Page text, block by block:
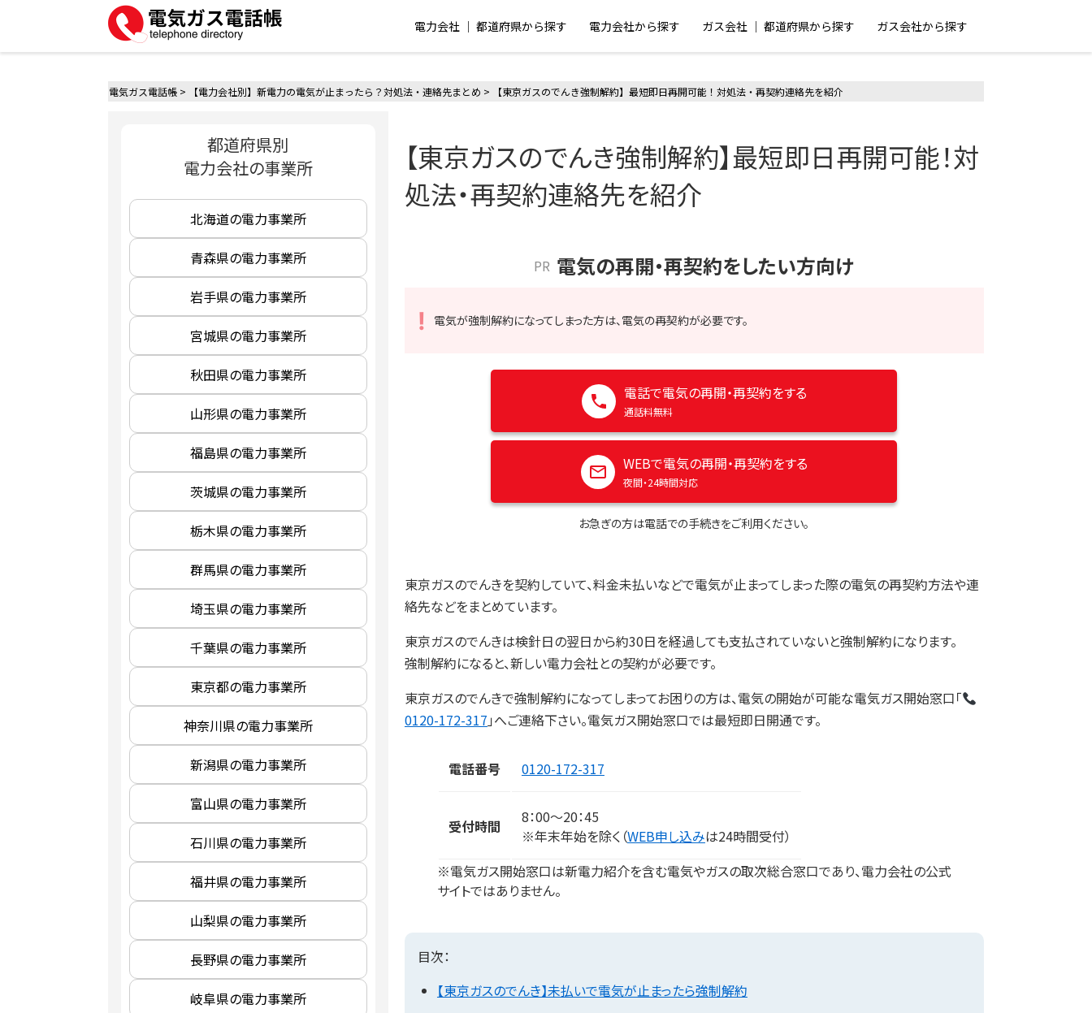
電力会社 │ 都道府県から探す 電力会社から探す ガス会社 │ 都道府県から探す ガス会社から探す
電気ガス電話帳 > 【電力会社別】新電力の電気が止まったら？対処法・連絡先まとめ > 【東京ガスのでんき強制解約】最短即日再開可能！対処法・再契約連絡先を紹介
都道府県別
電力会社の事業所
北海道の電力事業所
青森県の電力事業所
岩手県の電力事業所
宮城県の電力事業所
秋田県の電力事業所
山形県の電力事業所
福島県の電力事業所
茨城県の電力事業所
栃木県の電力事業所
群馬県の電力事業所
埼玉県の電力事業所
千葉県の電力事業所
東京都の電力事業所
神奈川県の電力事業所
新潟県の電力事業所
富山県の電力事業所
石川県の電力事業所
福井県の電力事業所
山梨県の電力事業所
長野県の電力事業所
岐阜県の電力事業所
【東京ガスのでんき強制解約】最短即日再開可能！対
処法・再契約連絡先を紹介
PR 電気の再開・再契約をしたい方向け
電気が強制解約になってしまった方は、電気の再契約が必要です。
電話で電気の再開・再契約をする
通話料無料
WEBで電気の再開・再契約をする
夜間・24時間対応
お急ぎの方は電話での手続きをご利用ください。
東京ガスのでんきを契約していて、料金未払いなどで電気が止まってしまった際の電気の再契約方法や連
絡先などをまとめています。
東京ガスのでんきは検針日の翌日から約30日を経過しても支払されていないと強制解約になります。
強制解約になると、新しい電力会社との契約が必要です。
東京ガスのでんきで強制解約になってしまってお困りの方は、電気の開始が可能な電気ガス開始窓口「
0120-172-317 」へご連絡下さい。電気ガス開始窓口では最短即日開通です。
電話番号 0120-172-317
受付時間
8：00～20：45
※年末年始を除く（WEB申し込みは24時間受付）
※電気ガス開始窓口は新電力紹介を含む電気やガスの取次総合窓口であり、電力会社の公式
サイトではありません。
目次：
【東京ガスのでんき】未払いで電気が止まったら強制解約